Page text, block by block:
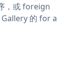
，或 foreign
的 for a